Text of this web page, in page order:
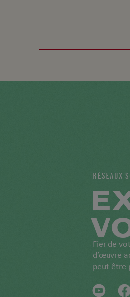
RÉSEAUX
Fier de
d’œuvre
peut-être